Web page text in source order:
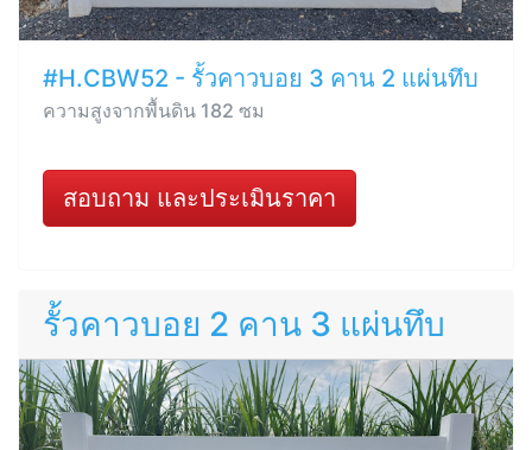
#H.CBW52 - รั้วคาวบอย 3 คาน 2 แผ่นทึบ
ความสูงจากพื้นดิน 182 ซม
สอบถาม และประเมินราคา
รั้วคาวบอย 2 คาน 3 แผ่นทึบ